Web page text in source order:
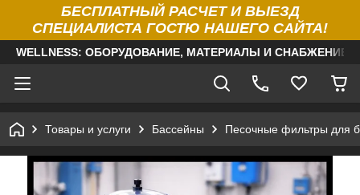
БЕСПЛАТНЫЙ РАСЧЕТ И ВЫЕЗД
СПЕЦИАЛИСТА ГОСТЮ НАШЕГО САЙТА!
WELLNESS: ОБОРУДОВАНИЕ, МАТЕРИАЛЫ И
Товары и услуги Бассейны Песочные фильтры для